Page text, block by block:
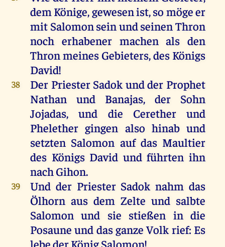
dem Könige, gewesen ist, so möge er
mit Salomon sein und seinen Thron
noch erhabener machen als den
Thron meines Gebieters, des Königs
David!
38
Der Priester Sadok und der Prophet
Nathan und Banajas, der Sohn
Jojadas, und die Cerether und
Phelether gingen also hinab und
setzten Salomon auf das Maultier
des Königs David und führten ihn
nach Gihon.
39
Und der Priester Sadok nahm das
Ölhorn aus dem Zelte und salbte
Salomon und sie stießen in die
Posaune und das ganze Volk rief: Es
lebe der König Salomon!